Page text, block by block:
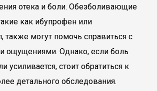
отека и боли. Обезболивающие
как ибупрофен или
также могут помочь справиться с
ощущениями. Однако, если боль
усиливается, стоит обратиться к
детального обследования.